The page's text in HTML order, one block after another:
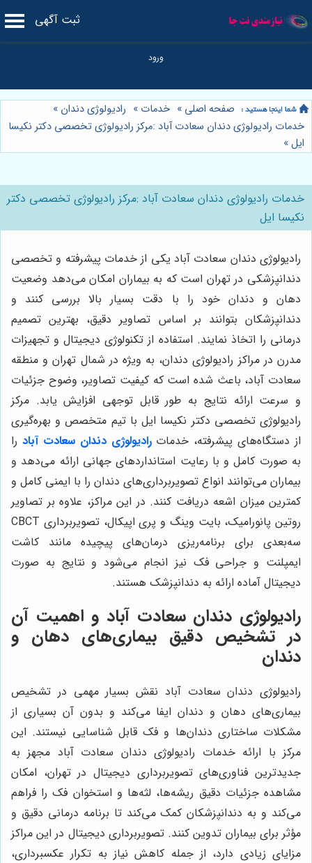
ثبت آگهی
صفحه اصلی » خدمات » رادیولوژی دندان »
خدمات رادیولوژی دندان سعادت آباد :مرکز رادیولوژی تخصصی دکتر نکیسا
ایل»
خدمات رادیولوژی دندان سعادت آباد :مرکز رادیولوژی تخصصی دکتر
نکیسا ایل
رادیولوژی دندان سعادت آباد یکی از خدمات پیشرفته و تخصصی
دندانپزشکی در تهران است که به بیماران امکان می‌دهد وضعیت
دهان و دندان خود را با دقت بسیار بالا بررسی کنند و
دندانپزشکان بتوانند بر اساس تصاویر دقیق، بهترین تصمیم
درمانی را اتخاذ نمایند. استفاده از تکنولوژی دیجیتال و تجهیزات
مدرن در مراکز رادیولوژی دندان، به ویژه در شمال تهران و منطقه
سعادت آباد، باعث شده است که کیفیت تصاویر، وضوح جزئیات
و سرعت ارائه نتایج به طور قابل توجهی افزایش یابد. مرکز
رادیولوژی تخصصی دکتر نکیسا ایل با تیم متخصص و بهره‌گیری
از دستگاه‌های پیشرفته، خدماترادیولوژی دندان سعادت آباد را
به صورت کامل و با رعایت استانداردهای جهانی ارائه می‌دهد و
بیماران می‌توانند انواع تصویربرداری‌های دندان را با ایمنی کامل و
کمترین میزان اشعه دریافت کنند. در این مراکز، علاوه بر تصاویر
روتین پانورامیک، بایت وینگ و پری اپیکال، تصویربرداری CBCT
سه‌بعدی برای برنامه‌ریزی درمان‌های پیچیده مانند کاشت
ایمپلنت و جراحی فک نیز انجام می‌شود و نتایج به صورت
دیجیتال آماده ارائه به دندانپزشک هستند.
رادیولوژی دندان سعادت آباد و اهمیت آن
در تشخیص دقیق بیماری‌های دهان و
دندان
رادیولوژی دندان سعادت آباد نقش بسیار مهمی در تشخیص
بیماری‌های دهان و دندان ایفا می‌کند و بدون آن بسیاری از
مشکلات ساختاری دندان‌ها و فک قابل شناسایی نیستند. این
مرکز با ارائه خدمات رادیولوژی دندان سعادت آباد مجهز به
جدیدترین فناوری‌های تصویربرداری دیجیتال در تهران، امکان
مشاهده جزئیات دقیق ریشه‌ها، لثه‌ها و استخوان فک را فراهم
می‌کند و به دندانپزشکان کمک می‌کند تا برنامه درمانی دقیق و
مؤثر برای بیماران تدوین کنند. تصویربرداری دیجیتال در این مراکز
مزایای زیادی دارد، از جمله کاهش نیاز به تکرار عکسبرداری،